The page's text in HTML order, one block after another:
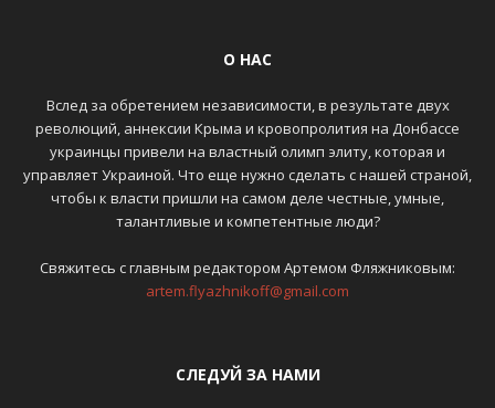
О НАС
Вслед за обретением независимости, в результате двух
революций, аннексии Крыма и кровопролития на Донбассе
украинцы привели на властный олимп элиту, которая и
управляет Украиной. Что еще нужно сделать с нашей страной,
чтобы к власти пришли на самом деле честные, умные,
талантливые и компетентные люди?
Свяжитесь с главным редактором Артемом Фляжниковым:
artem.flyazhnikoff@gmail.com
СЛЕДУЙ ЗА НАМИ